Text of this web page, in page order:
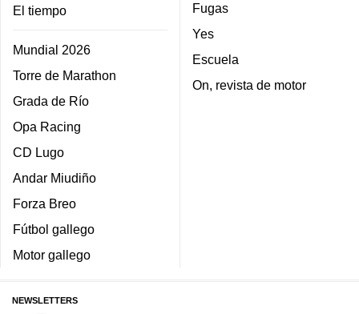
El tiempo
Mundial 2026
Torre de Marathon
Grada de Río
Opa Racing
CD Lugo
Andar Miudiño
Forza Breo
Fútbol gallego
Motor gallego
Fugas
Yes
Escuela
On, revista de motor
NEWSLETTERS